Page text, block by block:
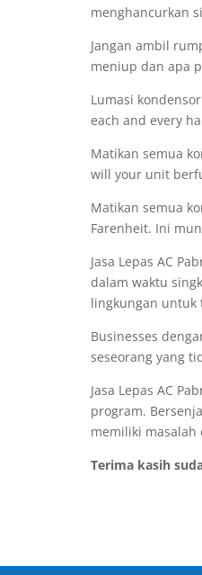
menghancurkan
Jangan ambil
meniup dan apa
Lumasi
each and every
Matikan semua
will your unit
Matikan semua
Farenheit. Ini
Jasa Lepas AC
dalam waktu
lingkungan untuk
Businesses
seseorang yang
Jasa Lepas AC
program.
memiliki masalah
Terima kasih